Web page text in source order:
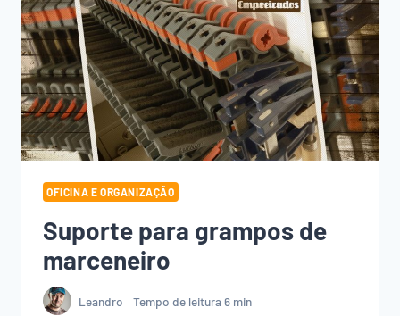
OFICINA E ORGANIZAÇÃO
Suporte para grampos de
marceneiro
Leandro Tempo de leitura6 min